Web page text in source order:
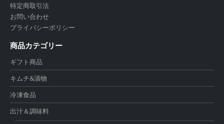
特定商取引法
お問い合わせ
プライバシーポリシー
商品カテゴリー
ギフト商品
キムチ&漬物
冷凍食品
出汁＆調味料